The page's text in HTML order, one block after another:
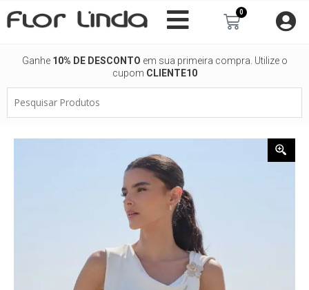
para
0
Carrinho
Ganhe 10% DE DESCONTO em sua primeira compra. Utilize o
cupom CLIENTE10
Produtos